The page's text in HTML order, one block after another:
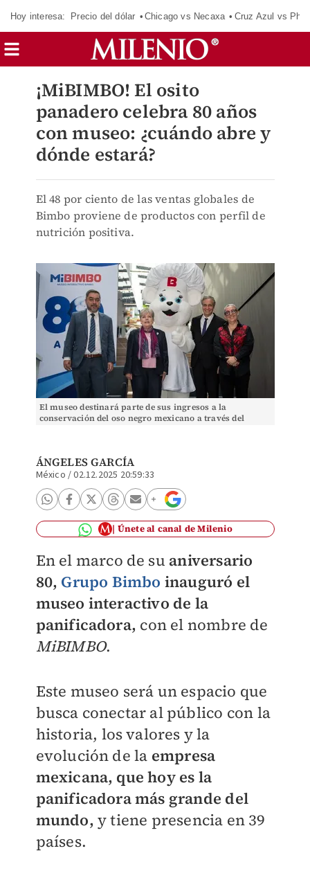
Hoy interesa: Precio del dólar Chicago vs Necaxa Cruz Azul vs
¡MiBIMBO! El osito
panadero celebra 80 años
con museo: ¿cuándo abre y
dónde estará?
El 48 por ciento de las ventas globales de
Bimbo proviene de productos con perfil de
nutrición positiva.
El museo destinará parte de sus ingresos a la
conservación del oso negro mexicano a través del
ÁNGELES GARCÍA
México /02.12.2025 20:59:33
Únete al canal de Milenio
En el marco de su aniversario
80, Grupo Bimbo inauguró el
museo interactivo de la
panificadora, con el nombre de
MiBIMBO.
Este museo será un espacio que
busca conectar al público con la
historia, los valores y la
evolución de la empresa
mexicana, que hoy es la
panificadora más grande del
mundo, y tiene presencia en 39
países.